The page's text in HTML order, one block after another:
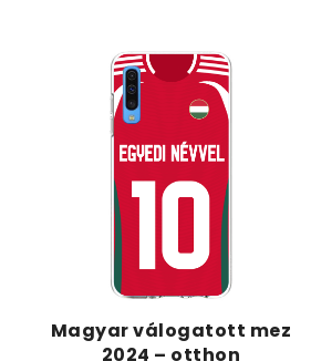
Magyar válogatott mez
2024 – otthon